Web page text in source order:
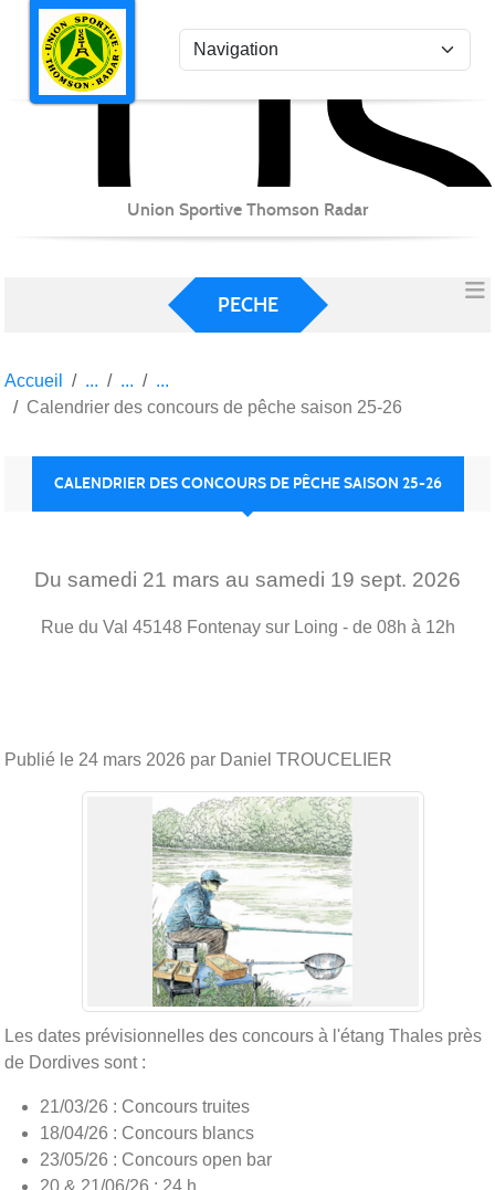
Union Sportive Thomson Radar
PECHE
Accueil
Calendrier des concours de pêche saison 25-26
CALENDRIER DES CONCOURS DE PÊCHE SAISON 25-26
Du samedi 21 mars au samedi 19 sept. 2026
Rue du Val 45148 Fontenay sur Loing - de 08h à 12h
Publié le 24 mars 2026 par Daniel TROUCELIER
Les dates prévisionnelles des concours à l'étang Thales près
de Dordives sont :
21/03/26 : Concours truites
18/04/26 : Concours blancs
23/05/26 : Concours open bar
20 & 21/06/26 : 24 h
Panneau de gestion des cookies